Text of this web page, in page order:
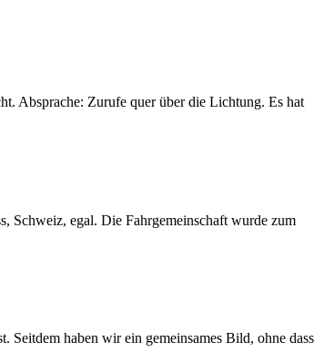
Absprache: Zurufe quer über die Lichtung. Es hat
Schweiz, egal. Die Fahrgemeinschaft wurde zum
haben wir ein gemeinsames Bild, ohne dass